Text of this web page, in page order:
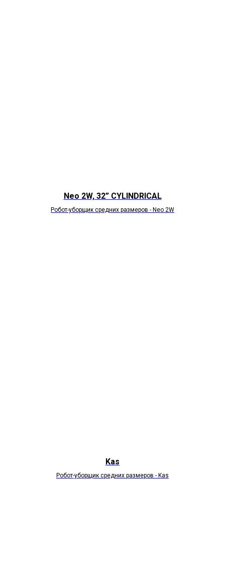
Neo 2W, 32” CYLINDRICAL
Робот-уборщик средних размеров - Neo 2W
Kas
Робот-уборщик средних размеров - Kas